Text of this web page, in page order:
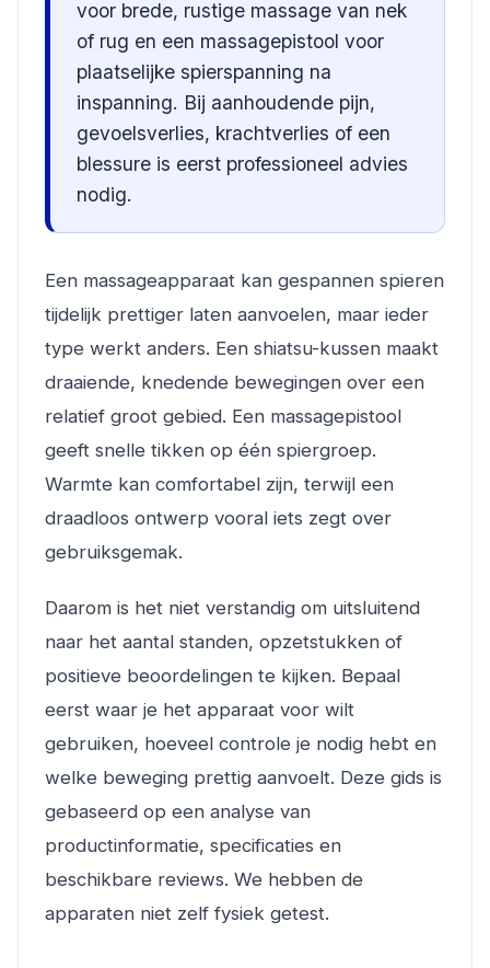
voor brede, rustige massage van nek
of rug en een massagepistool voor
plaatselijke spierspanning na
inspanning. Bij aanhoudende pijn,
gevoelsverlies, krachtverlies of een
blessure is eerst professioneel advies
nodig.
Een massageapparaat kan gespannen spieren
tijdelijk prettiger laten aanvoelen, maar ieder
type werkt anders. Een shiatsu-kussen maakt
draaiende, knedende bewegingen over een
relatief groot gebied. Een massagepistool
geeft snelle tikken op één spiergroep.
Warmte kan comfortabel zijn, terwijl een
draadloos ontwerp vooral iets zegt over
gebruiksgemak.
Daarom is het niet verstandig om uitsluitend
naar het aantal standen, opzetstukken of
positieve beoordelingen te kijken. Bepaal
eerst waar je het apparaat voor wilt
gebruiken, hoeveel controle je nodig hebt en
welke beweging prettig aanvoelt. Deze gids is
gebaseerd op een analyse van
productinformatie, specificaties en
beschikbare reviews. We hebben de
apparaten niet zelf fysiek getest.